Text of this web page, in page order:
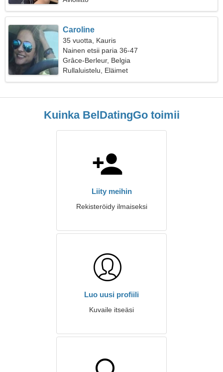
Caroline
35 vuotta, Kauris
Nainen etsii paria 36-47
Grâce-Berleur, Belgia
Rullaluistelu, Eläimet
Kuinka BelDatingGo toimii
Liity meihin
Rekisteröidy ilmaiseksi
Luo uusi profiili
Kuvaile itseäsi